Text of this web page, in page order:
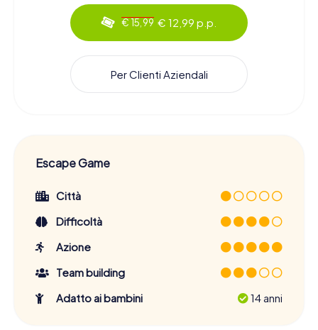
€ 15,99 € 12,99 p.p.
Per Clienti Aziendali
Escape Game
Città
Difficoltà
Azione
Team building
Adatto ai bambini
14 anni